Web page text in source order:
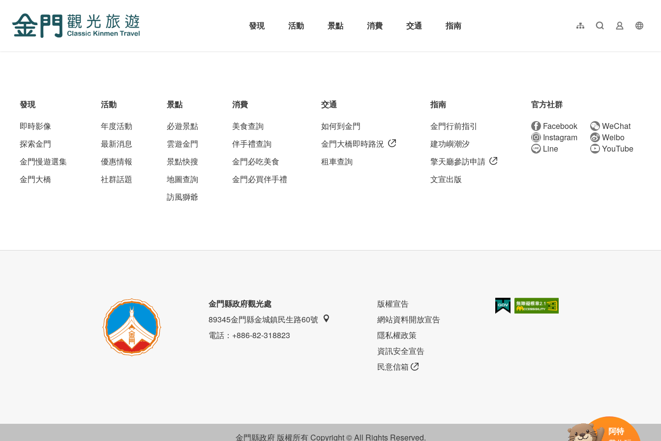
發現
活動 景點 消費 交通 指南 網站導覽全文檢索業者登入
阿特
發現
即時影像
探索金門
金門慢遊選集
金門大橋
活動
年度活動
最新消息
優惠情報
社群話題
景點
必遊景點
雲遊金門
景點快搜
地圖查詢
訪風獅爺
消費
美食查詢
伴手禮查詢
金門必吃美食
金門必買伴手禮
交通
如何到金門
金門大橋即時路況
租車查詢
指南
金門行前指引
建功嶼潮汐
擎天廳參訪申請
文宣出版
官方社群
Facebook
WeChat
Instagram
Weibo
Line
YouTube
金門縣政府觀光處
89345金門縣金城鎮民生路60號
電話：+886-82-318823
版權宣告
網站資料開放宣告
隱私權政策
資訊安全宣告
民意信箱
金門縣政府 版權所有 Copyright © All Rights Reserved.